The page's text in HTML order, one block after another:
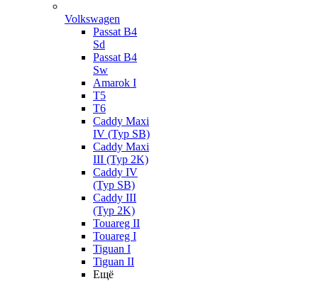
Volkswagen
Passat B4
Sd
Passat B4
Sw
Amarok I
T5
T6
Caddy Maxi
IV (Typ SB)
Caddy Maxi
III (Typ 2K)
Caddy IV
(Typ SB)
Caddy III
(Typ 2K)
Touareg II
Touareg I
Tiguan I
Tiguan II
Ещё